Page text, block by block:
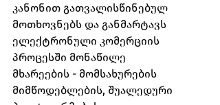
კანონით გათვალისწინებულ
მოთხოვნებს და განმარტავს
ელექტრონული კომერციის
პროცესში მონაწილე
მხარეების - მომსახურების
მიმწოდებლების, შუალედური